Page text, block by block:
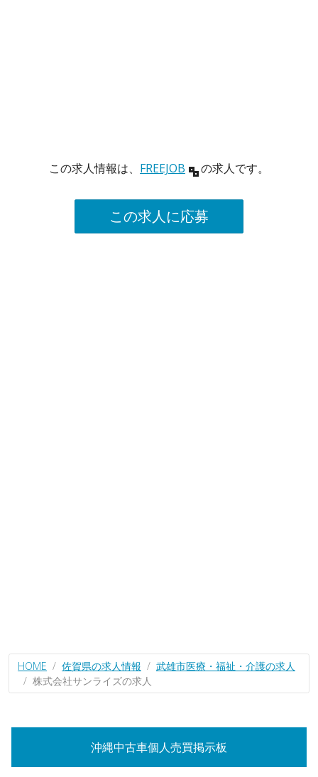
この求人情報は、 FREEJOB の求人です。
この求人に応募
HOME 佐賀県の求人情報
武雄市医療・福祉・介護の求人
株式会社サンライズの求人
沖縄中古車個人売買掲示板